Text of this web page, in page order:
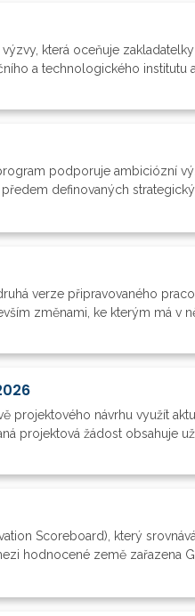
která oceňuje
a technologického institutu
podporuje ambiciózní
definovaných
verze připravovaného
změnami, ke kterým má v
projektového návrhu využít
projektová žádost obsahuje
Scoreboard), který
hodnocené země zařazena